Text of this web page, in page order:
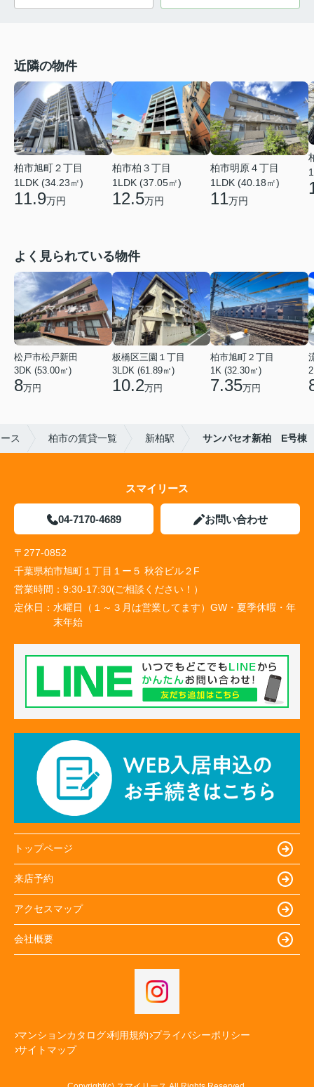
近隣の物件
柏市旭町２丁目
1LDK (34.23㎡)
11.9万円
柏市柏３丁目
1LDK (37.05㎡)
12.5万円
柏市明原４丁目
1LDK (40.18㎡)
11万円
よく見られている物件
松戸市松戸新田
3DK (53.00㎡)
8万円
板橋区三園１丁目
3LDK (61.89㎡)
10.2万円
柏市旭町２丁目
1K (32.30㎡)
7.35万円
ス 柏市の賃貸一覧 新柏駅 サンパセオ新柏 E号棟
スマイリース
04-7170-4689 お問い合わせ
〒277-0852
千葉県柏市旭町１丁目１ー５ 秋谷ビル２F
営業時間： 9:30-17:30(ご相談ください！）
定休日： 水曜日（１～３月は営業してます）GW・夏季休暇・年
末年始
トップページ
来店予約
アクセスマップ
会社概要
マンションカタログ 利用規約 プライバシーポリシー
サイトマップ